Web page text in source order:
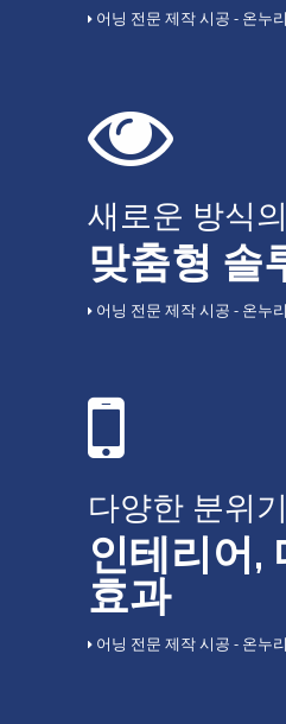
어닝 전문 제작 시공 - 온누
새로운 방식
맞춤형 솔
어닝 전문 제작 시공 - 온누
다양한 분위
인테리어,
효과
어닝 전문 제작 시공 - 온누